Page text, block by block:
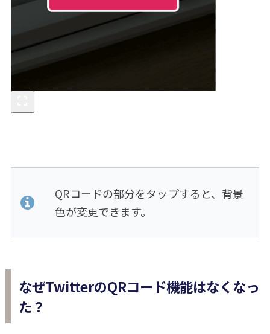
QRコードの部分をタップすると、背景
色が変更できます。
なぜTwitterのQRコード機能はなくなっ
た？